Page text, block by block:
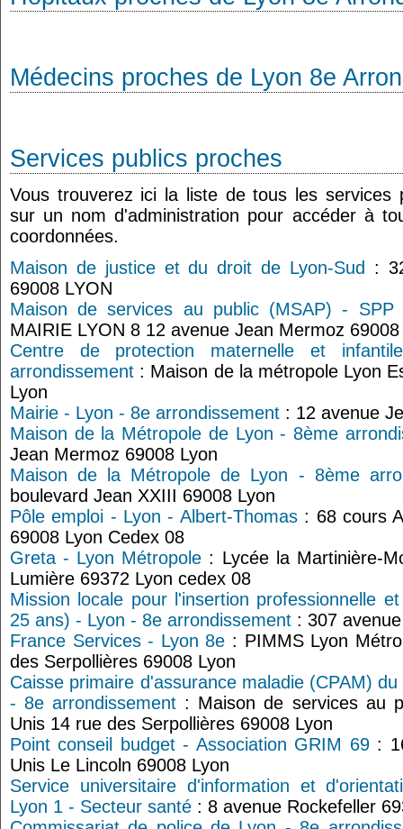
Médecins proches de Lyon 8e
Services publics proches
Vous trouverez ici la liste de tous les services
sur un nom d'administration pour accéder à
coordonnées.
Maison de justice et du droit de Lyon-Sud
:
69008 LYON
Maison de services au public (MSAP) -
MAIRIE LYON 8 12 avenue Jean Mermoz 69008
Centre de protection maternelle et
arrondissement : Maison de la métropole Lyon
Lyon
Mairie - Lyon - 8e arrondissement : 12 avenue
Maison de la Métropole de Lyon - 8ème
Jean Mermoz 69008 Lyon
Maison de la Métropole de Lyon - 8ème
boulevard Jean XXIII 69008 Lyon
Pôle emploi - Lyon - Albert-Thomas: 68 cours
69008 Lyon Cedex 08
Greta - Lyon Métropole : Lycée la Martinière-
Lumière 69372 Lyon cedex 08
Mission locale pour l'insertion professionnelle
25 ans) - Lyon - 8e arrondissement : 307
France Services - Lyon 8e : PIMMS Lyon
des Serpollières 69008 Lyon
Caisse primaire d'assurance maladie (CPAM)
- 8e arrondissement : Maison de services au
Unis 14 rue des Serpollières 69008 Lyon
Point conseil budget - Association GRIM 69:
Unis Le Lincoln 69008 Lyon
Service universitaire d'information et
Lyon 1 - Secteur santé : 8 avenue Rockefeller